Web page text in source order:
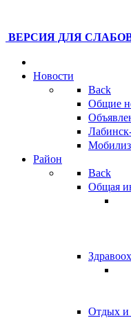
ВЕРСИЯ ДЛЯ
Новости
Back
Общие
Район
Back
Общая
Отдых и